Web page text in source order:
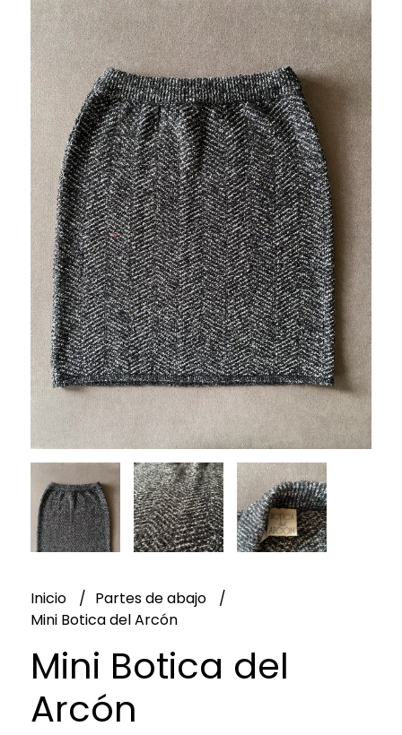
Inicio
Partes de abajo
Mini Botica del Arcón
Mini Botica del
Arcón